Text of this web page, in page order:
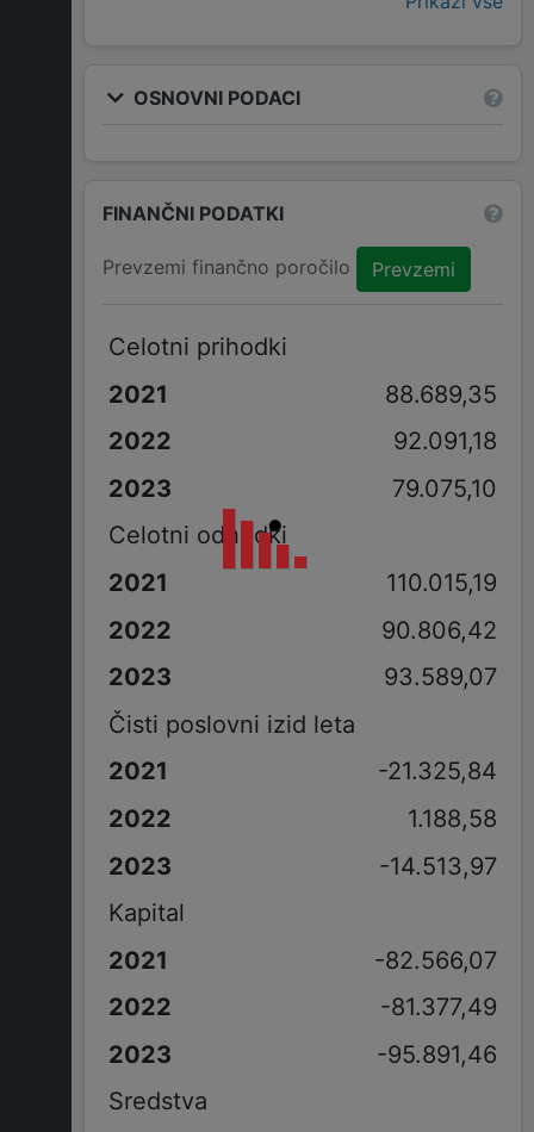
OSNOVNI PODACI
FINANČNI PODATKI
Prevzemi finančno poročilo Prevzemi
Celotni prihodki
88.689,35
92.091,18
79.075,10
Celotni odhodki
110.015,19
90.806,42
93.589,07
Čisti poslovni izid leta
-21.325,84
1.188,58
-14.513,97
Kapital
-82.566,07
-81.377,49
-95.891,46
Sredstva